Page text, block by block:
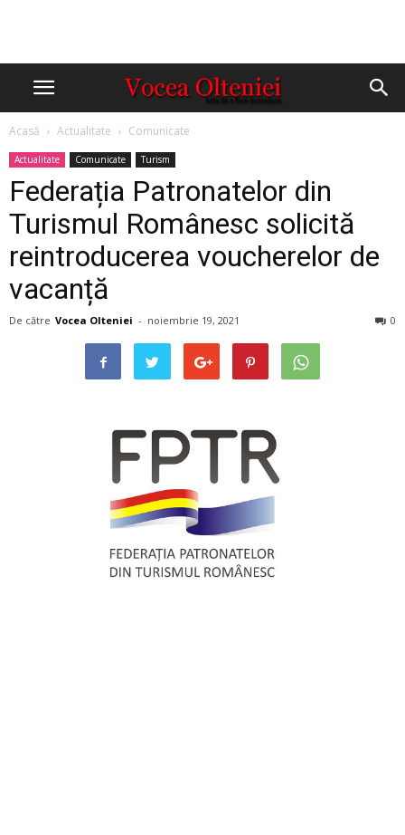
Acasă Actualitate Comunicate
Actualitate Comunicate Turism
Federația Patronatelor din
Turismul Românesc solicită
reintroducerea voucherelor de
vacanță
De către Vocea Olteniei - noiembrie 19, 2021 0